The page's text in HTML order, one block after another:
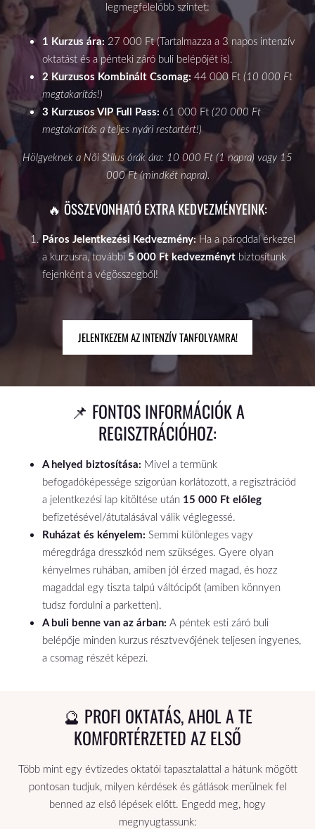
legmegfelelőbb szintet:
1 Kurzus ára: 27 000 Ft (Tartalmazza a 3 napos intenzív
oktatást és a pénteki záró buli belépőjét is).
2 Kurzusos Kombinált Csomag: 44 000 Ft (10 000 Ft
megtakarítás!)
3 Kurzusos VIP Full Pass: 61 000 Ft (20 000 Ft
megtakarítás a teljes nyári restartért!)
Hölgyeknek a Női Stílus órák ára: 10 000 Ft (1 napra) vagy 15
000 Ft (mindkét napra).
🔥 ÖSSZEVONHATÓ EXTRA KEDVEZMÉNYEINK:
Páros Jelentkezési Kedvezmény:Ha a pároddal érkezel
a kurzusra, további 5 000 Ft kedvezményt biztosítunk
fejenként a végösszegből!
​JELENTKEZEM AZ INTENZÍV TANFOLYAMRA!​
📌 FONTOS INFORMÁCIÓK A
REGISZTRÁCIÓHOZ:
A helyed biztosítása: Mivel a termünk
befogadóképessége szigorúan korlátozott, a regisztrációd
a jelentkezési lap kitöltése után 15 000 Ft előleg
befizetésével/átutalásával válik véglegessé.
Ruházat és kényelem: Semmi különleges vagy
méregdrága dresszkód nem szükséges. Gyere olyan
kényelmes ruhában, amiben jól érzed magad, és hozz
magaddal egy tiszta talpú váltócipőt (amiben könnyen
tudsz fordulni a parketten).
A buli benne van az árban: A péntek esti záró buli
belépője minden kurzus résztvevőjének teljesen ingyenes,
a csomag részét képezi.
🔮 PROFI OKTATÁS, AHOL A TE
KOMFORTÉRZETED AZ ELSŐ
Több mint egy évtizedes oktatói tapasztalattal a hátunk mögött
pontosan tudjuk, milyen kérdések és gátlások merülnek fel
benned az első lépések előtt. Engedd meg, hogy
megnyugtassunk: